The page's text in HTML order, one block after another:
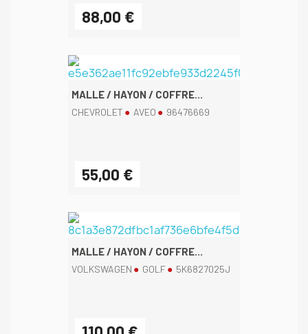
88,00 €
MALLE / HAYON / COFFRE...
CHEVROLET AVEO 96476669
55,00 €
MALLE / HAYON / COFFRE...
VOLKSWAGEN GOLF 5K6827025J